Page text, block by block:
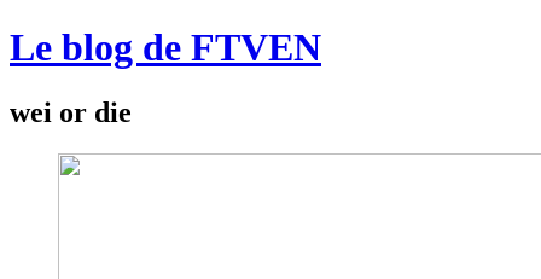
Le blog de FTVEN
wei or die